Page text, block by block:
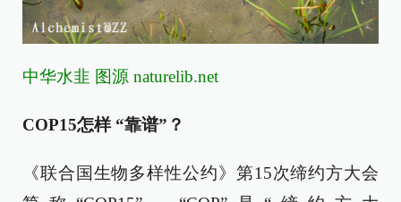
中华水韭 图源 naturelib.net
COP15怎样 “靠谱”？
《联合国生物多样性公约》第15次缔约方大会